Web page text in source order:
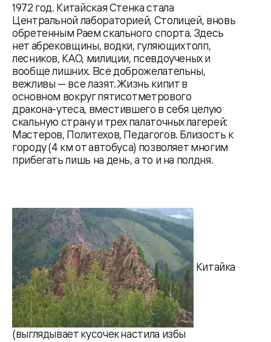
1972 год. Китайская Стенка стала
Центральной лабораторией, Столицей, вновь
обретенным Раем скального спорта. Здесь
нет абрековщины, водки, гуляющих толп,
лесников, КАО, милиции, псевдоученых и
вообще лишних. Все доброжелательны,
вежливы — все лазят. Жизнь кипит в
основном вокруг пятисотметрового
дракона-утеса, вместившего в себя целую
скальную страну и трех палаточных лагерей:
Мастеров, Политехов, Педагогов. Близость к
городу (4 км от автобуса) позволяет многим
прибегать лишь на день, а то и на полдня.
Китайка
(выглядывает кусочек настила избы